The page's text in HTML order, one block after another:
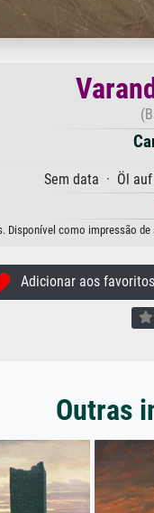
Sem data · Öl
Disponível como impressão
Adicionar aos favoritos
Outras